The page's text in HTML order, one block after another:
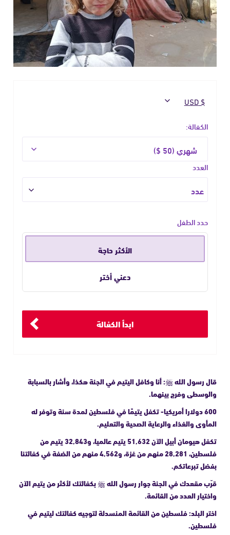
قال رسول الله ﷺ: أنا وكافل اليتيم في الجنة هكذا، وأشار بالسبابة
والوسطى وفرج بينهما.
600 دولارا أمريكيا- تكفل يتيمًا في فلسطين لمدة سنة وتوفر له
المأوى والغذاء والرعاية الصحية والتعليم.
تكفل هيومان أبيل الآن 51,632 يتيم عالميا، و32,843 يتيم من
فلسطين، 28,281 منهم من غزة، و4,562 منهم من الضفة في كفالتنا
بفضل تبرعاتكم.
قرّب مقعدك في الجنة جوار رسول الله ﷺ بكفالتك لأكثر من يتيم الآن
واختيار العدد من القائمة.
اختر البلد: فلسطين من القائمة المنسدلة لتوجيه كفالتك ليتيم في
فلسطين.
الكفالة:
العدد
حدد الطفل
الأكثر حاجة
دعني أختر
ابدأ الكفالة